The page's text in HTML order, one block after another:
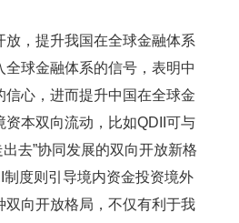
，提升我国在全球金融体系
球金融体系的信号，表明中
心，进而提升中国在全球金
本双向流动，比如QDII可与
去”协同发展的双向开放新格
度则引导境内资金投资境外
向开放格局，不仅有利于我